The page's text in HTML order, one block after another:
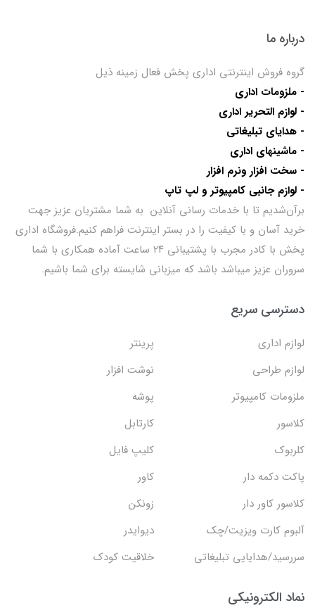
درباره ما
گروه فروش اینترنتی اداری پخش فعال زمینه ذیل
- ملزومات اداری
- لوازم التحریر اداری
- هدایای تبلیغاتی
- ماشینهای اداری
- سخت افزار ونرم افزار
- لوازم جانبی کامپیوتر و لپ تاپ
برآن‌شدیم تا با خدمات رسانی آنلاین به شما مشتریان عزیز جهت
خرید آسان و با کیفیت را در بستر اینترنت فراهم کنیم.فروشگاه اداری
پخش با کادر مجرب با پشتیبانی ۲۴ ساعت آماده همکاری با شما
سروران عزیز میباشد باشد که میزبانی شایسته برای شما باشیم.
دسترسی سریع
لوازم اداری
پرینتر
لوازم طراحی
نوشت افزار
ملزومات کامپیوتر
پوشه
کلاسور
کارتابل
کلربوک
کلیپ فایل
پاکت دکمه دار
کاور
کلاسور کاور دار
زونکن
آلبوم کارت ویزیت/چک
دیوایدر
سررسید/هدایایی تبلیغاتی
خلاقیت کودک
نماد الکترونیکی